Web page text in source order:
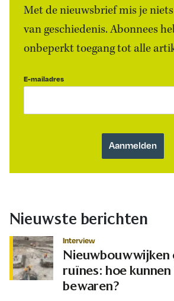
Met de nieuwsbrief mis je
van geschiedenis. Abonnees
onbeperkt toegang tot alle
E-mailadres
Nieuwste berichten
Interview
Nieuwbouwwijken
ruïnes: hoe
bewaren?